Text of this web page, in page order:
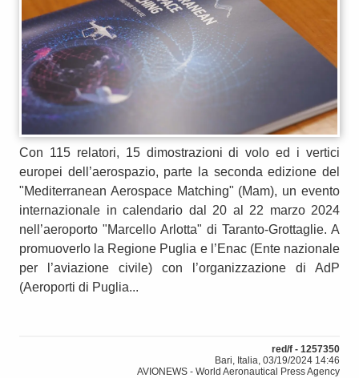
Con 115 relatori, 15 dimostrazioni di volo ed i vertici
europei dell’aerospazio, parte la seconda edizione del
"Mediterranean Aerospace Matching" (Mam), un evento
internazionale in calendario dal 20 al 22 marzo 2024
nell’aeroporto "Marcello Arlotta" di Taranto-Grottaglie. A
promuoverlo la Regione Puglia e l’Enac (Ente nazionale
per l’aviazione civile) con l’organizzazione di AdP
(Aeroporti di Puglia...
red/f - 1257350
Bari, Italia, 03/19/2024 14:46
AVIONEWS - World Aeronautical Press Agency